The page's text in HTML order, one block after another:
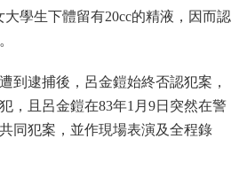
大學生下體留有20cc的精液，因而認
到逮捕後，呂金鎧始終否認犯案，
，且呂金鎧在83年1月9日突然在警
同犯案，並作現場表演及全程錄